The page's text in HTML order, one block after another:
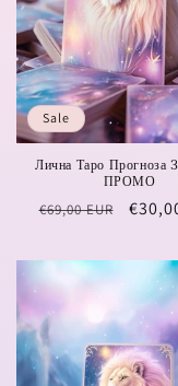
Sale
Лична Таро Прогноза
ПРОМО
Regular
€69,00 EUR
Sale